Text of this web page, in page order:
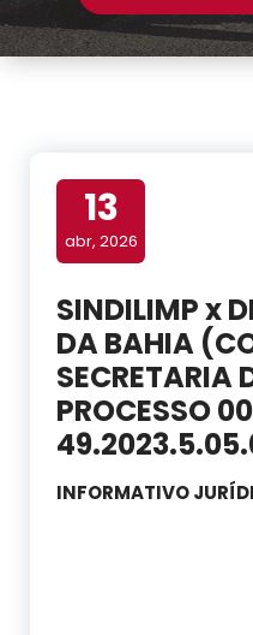
13
abr, 2026
SINDILIMP x
DA BAHIA
SECRETARIA
PROCESSO
INFORMATIVO